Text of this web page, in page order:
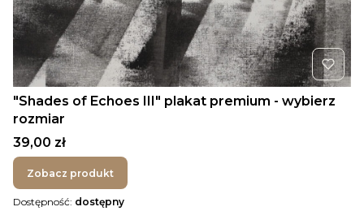
"Shades of Echoes III" plakat premium - wybierz
rozmiar
Cena
39,00 zł
Zobacz produkt
Dostępność: dostępny